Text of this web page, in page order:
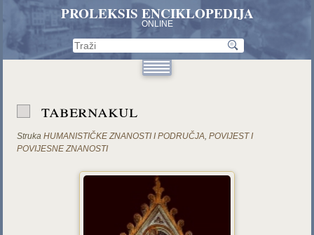
PROLEKSIS ENCIKLOPEDIJA
ONLINE
tabernakul
Struka HUMANISTIČKE ZNANOSTI I PODRUČJA,POVIJEST I
POVIJESNE ZNANOSTI